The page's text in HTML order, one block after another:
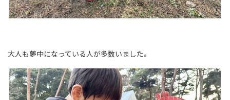
大人も夢中になっている人が多数いました。